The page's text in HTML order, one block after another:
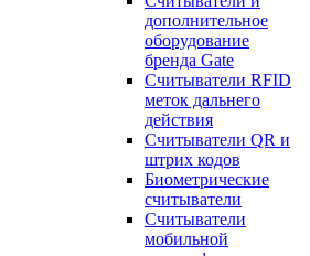
дополнительное
оборудование
бренда Gate
Считыватели RFID
меток дальнего
действия
Считыватели QR и
штрих кодов
Биометрические
считыватели
Считыватели
мобильной